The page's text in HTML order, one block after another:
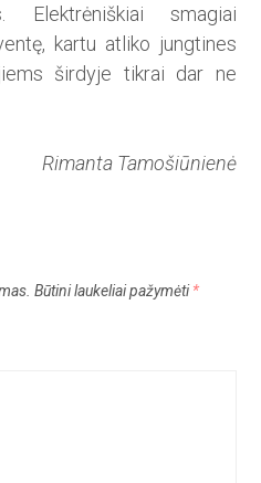
Elektrėniškiai smagiai
kartu atliko jungtines
širdyje tikrai dar ne
Rimanta Tamošiūnienė
Būtini laukeliai pažymėti*